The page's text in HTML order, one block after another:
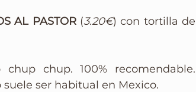
AL PASTOR(3.20€) con tortilla de
chup. 100% recomendable.
ser habitual en Mexico.